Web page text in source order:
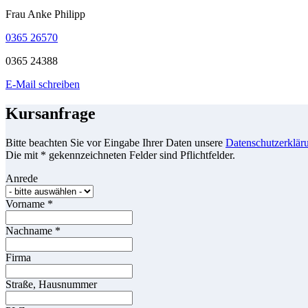
Frau Anke Philipp
0365 26570
0365 24388
E-Mail schreiben
Kursanfrage
Bitte beachten Sie vor Eingabe Ihrer Daten unsere
Die mit * gekennzeichneten Felder sind Pflichtfelder.
Anrede
Vorname *
Nachname *
Firma
Straße, Hausnummer